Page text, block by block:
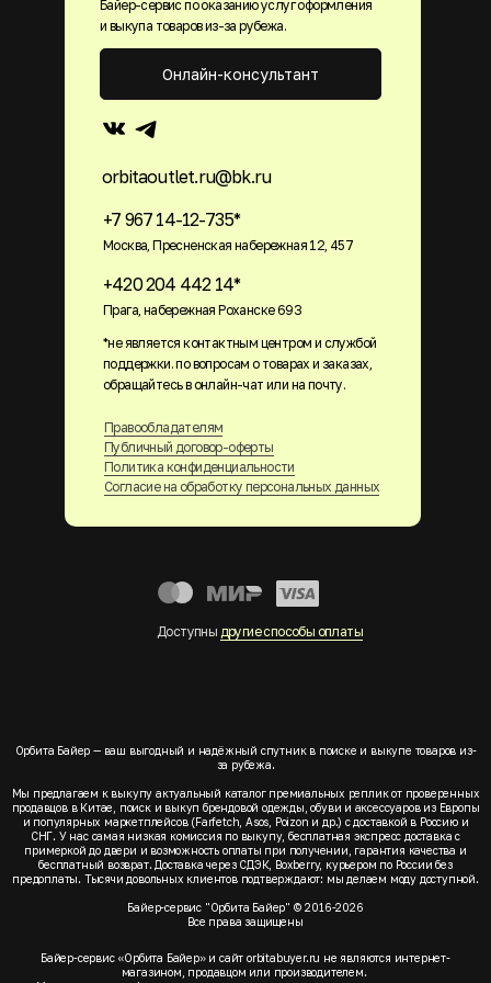
Байер-сервис по оказанию услуг оформления
и выкупа товаров из-за рубежа.
+7 967 14-12-735*
Москва, Пресненская набережная 12, 457
+420 204 442 14*
Прага, набережная Роханске 693
orbitaoutlet.ru@bk.ru
Правообладателям
Публичный договор-оферты
Политика конфиденциальности
Согласие на обработку персональных данных
Онлайн-консультант
Доступны другие способы оплаты
*не является контактным центром и службой
поддержки. по вопросам о товарах и заказах,
обращайтесь в онлайн-чат или на почту.
Орбита Байер — ваш выгодный и надёжный спутник в поиске и выкупе товаров из-
за рубежа.
Мы предлагаем к выкупу актуальный каталог премиальных реплик от проверенных
продавцов в Китае, поиск и выкуп брендовой одежды, обуви и аксессуаров из Европы
и популярных маркетплейсов (Farfetch, Asos, Poizon и др.) с доставкой в Россию и
СНГ. У нас самая низкая комиссия по выкупу, бесплатная экспресс доставка с
примеркой до двери и возможность оплаты при получении, гарантия качества и
бесплатный возврат. Доставка через СДЭК, Boxberry, курьером по России без
предоплаты. Тысячи довольных клиентов подтверждают: мы делаем моду доступной.
Байер-сервис "Орбита Байер" © 2016-2026
Все права защищены
Байер-сервис «Орбита Байер» и сайт orbitabuyer.ru не являются интернет-
магазином, продавцом или производителем.